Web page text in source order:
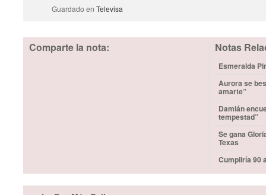
Guardado en Televisa
Comparte la nota: Notas
Esmeralda
Aurora se
amarte”
Damián
tempestad”
Se gana
Texas
Cumpliría 90